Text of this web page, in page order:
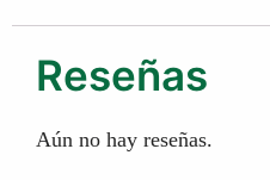
Reseñas
Aún no hay reseñas.